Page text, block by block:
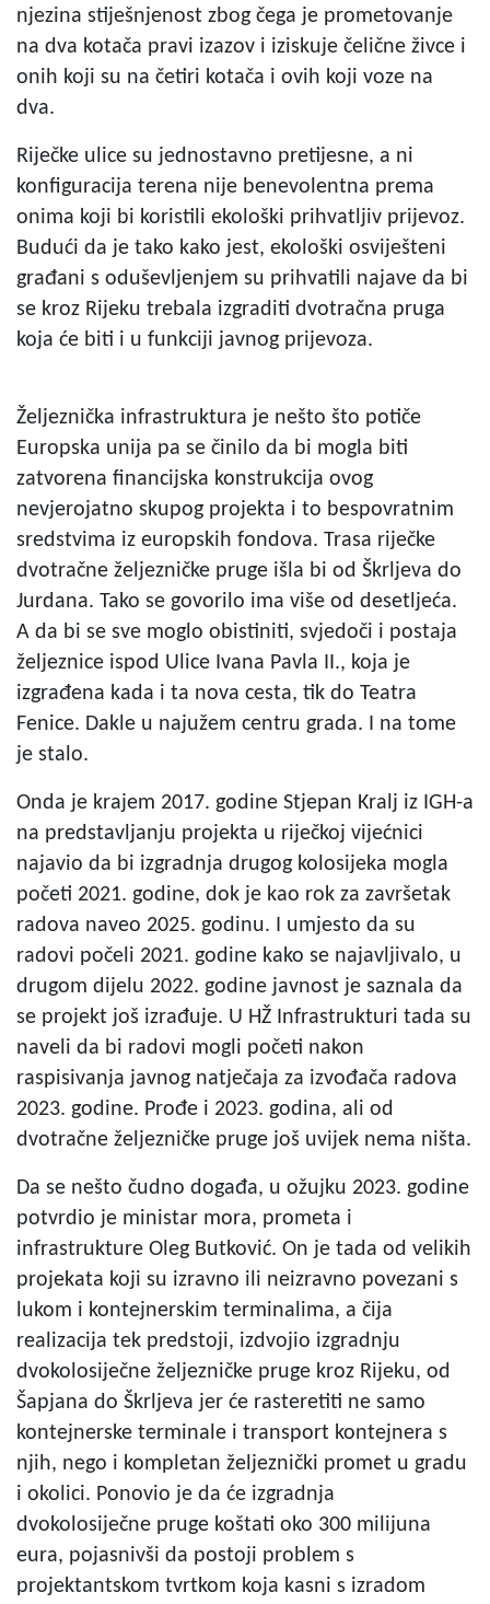
njezina stiješnjenost zbog čega je prometovanje
na dva kotača pravi izazov i iziskuje čelične živce i
onih koji su na četiri kotača i ovih koji voze na
dva.
Riječke ulice su jednostavno pretijesne, a ni
konfiguracija terena nije benevolentna prema
onima koji bi koristili ekološki prihvatljiv prijevoz.
Budući da je tako kako jest, ekološki osviješteni
građani s oduševljenjem su prihvatili najave da bi
se kroz Rijeku trebala izgraditi dvotračna pruga
koja će biti i u funkciji javnog prijevoza.
Željeznička infrastruktura je nešto što potiče
Europska unija pa se činilo da bi mogla biti
zatvorena financijska konstrukcija ovog
nevjerojatno skupog projekta i to bespovratnim
sredstvima iz europskih fondova. Trasa riječke
dvotračne željezničke pruge išla bi od Škrljeva do
Jurdana. Tako se govorilo ima više od desetljeća.
A da bi se sve moglo obistiniti, svjedoči i postaja
željeznice ispod Ulice Ivana Pavla II., koja je
izgrađena kada i ta nova cesta, tik do Teatra
Fenice. Dakle u najužem centru grada. I na tome
je stalo.
Onda je krajem 2017. godine Stjepan Kralj iz IGH-a
na predstavljanju projekta u riječkoj vijećnici
najavio da bi izgradnja drugog kolosijeka mogla
početi 2021. godine, dok je kao rok za završetak
radova naveo 2025. godinu. I umjesto da su
radovi počeli 2021. godine kako se najavljivalo, u
drugom dijelu 2022. godine javnost je saznala da
se projekt još izrađuje. U HŽ Infrastrukturi tada su
naveli da bi radovi mogli početi nakon
raspisivanja javnog natječaja za izvođača radova
2023. godine. Prođe i 2023. godina, ali od
dvotračne željezničke pruge još uvijek nema ništa.
Da se nešto čudno događa, u ožujku 2023. godine
potvrdio je ministar mora, prometa i
infrastrukture Oleg Butković. On je tada od velikih
projekata koji su izravno ili neizravno povezani s
lukom i kontejnerskim terminalima, a čija
realizacija tek predstoji, izdvojio izgradnju
dvokolosiječne željezničke pruge kroz Rijeku, od
Šapjana do Škrljeva jer će rasteretiti ne samo
kontejnerske terminale i transport kontejnera s
njih, nego i kompletan željeznički promet u gradu
i okolici. Ponovio je da će izgradnja
dvokolosiječne pruge koštati oko 300 milijuna
eura, pojasnivši da postoji problem s
projektantskom tvrtkom koja kasni s izradom